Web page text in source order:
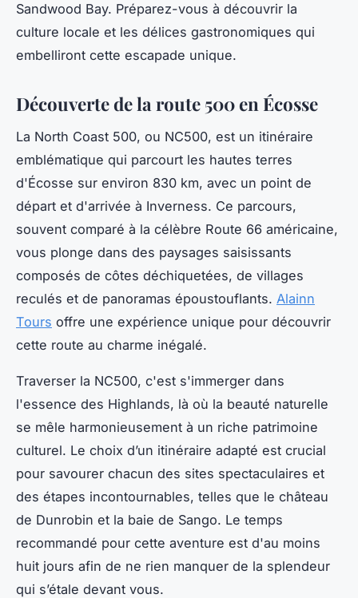
Sandwood Bay. Préparez-vous à découvrir la
culture locale et les délices gastronomiques qui
embelliront cette escapade unique.
Découverte de la route 500 en Écosse
La North Coast 500, ou NC500, est un itinéraire
emblématique qui parcourt les hautes terres
d'Écosse sur environ 830 km, avec un point de
départ et d'arrivée à Inverness. Ce parcours,
souvent comparé à la célèbre Route 66 américaine,
vous plonge dans des paysages saisissants
composés de côtes déchiquetées, de villages
reculés et de panoramas époustouflants. Alainn
Tours offre une expérience unique pour découvrir
cette route au charme inégalé.
Traverser la NC500, c'est s'immerger dans
l'essence des Highlands, là où la beauté naturelle
se mêle harmonieusement à un riche patrimoine
culturel. Le choix d’un itinéraire adapté est crucial
pour savourer chacun des sites spectaculaires et
des étapes incontournables, telles que le château
de Dunrobin et la baie de Sango. Le temps
recommandé pour cette aventure est d'au moins
huit jours afin de ne rien manquer de la splendeur
qui s’étale devant vous.